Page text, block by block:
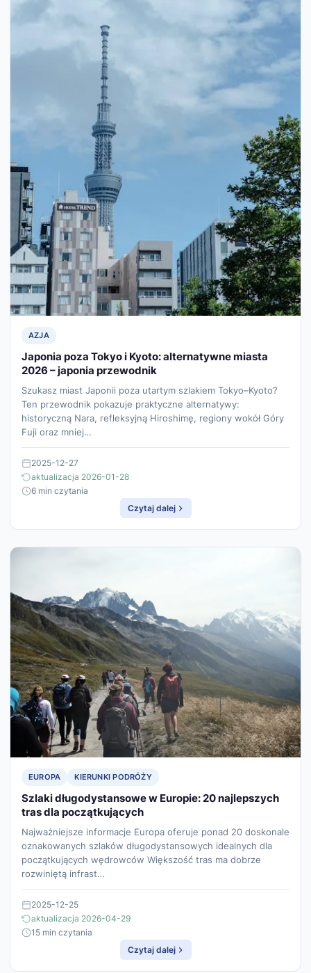
AZJA
Japonia poza Tokyo i Kyoto: alternatywne miasta
2026 – japonia przewodnik
Szukasz miast Japonii poza utartym szlakiem Tokyo–Kyoto?
Ten przewodnik pokazuje praktyczne alternatywy:
historyczną Nara, refleksyjną Hiroshimę, regiony wokół Góry
Fuji oraz mniej…
2025-12-27
aktualizacja 2026-01-28
6 min czytania
Czytaj dalej
EUROPA KIERUNKI PODRÓŻY
Szlaki długodystansowe w Europie: 20 najlepszych
tras dla początkujących
Najważniejsze informacje Europa oferuje ponad 20 doskonale
oznakowanych szlaków długodystansowych idealnych dla
początkujących wędrowców Większość tras ma dobrze
rozwiniętą infrast…
2025-12-25
aktualizacja 2026-04-29
15 min czytania
Czytaj dalej